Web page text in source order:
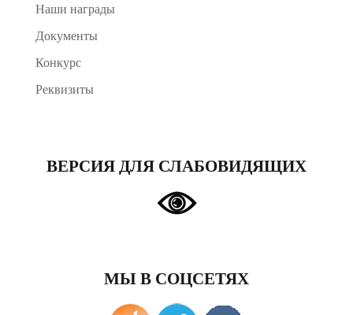
Наши награды
Документы
Конкурс
Реквизиты
ВЕРСИЯ ДЛЯ СЛАБОВИДЯЩИХ
МЫ В СОЦСЕТЯХ